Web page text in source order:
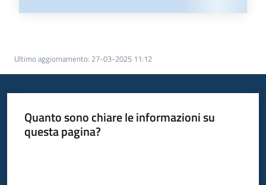
Ultimo aggiornamento: 27-03-2025 11:12
Quanto sono chiare le informazioni su
questa pagina?